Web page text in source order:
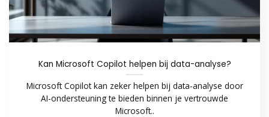
Kan Microsoft Copilot helpen bij data-analyse?
Microsoft Copilot kan zeker helpen bij data-analyse door
AI-ondersteuning te bieden binnen je vertrouwde
Microsoft..